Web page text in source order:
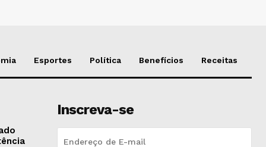
Esportes Política Benefícios Receitas
Inscreva-se